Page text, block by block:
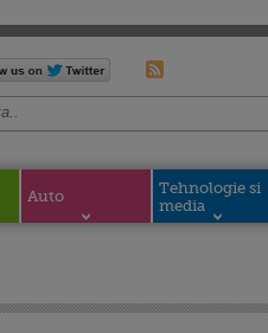
Auto
Tehnologie si
media